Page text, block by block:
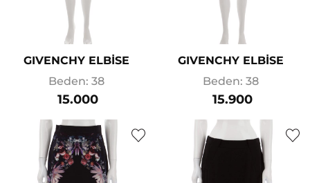
GIVENCHY ELBİSE
Beden: 38
15.000
GIVENCHY ELBİSE
Beden: 38
15.900